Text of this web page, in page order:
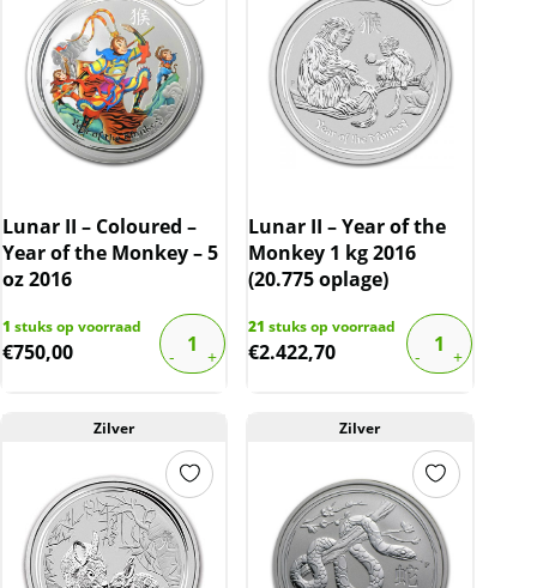
Lunar II – Coloured –
Year of the Monkey – 5
oz 2016
1 stuks op voorraad
€750,00
Lunar II – Year of the
Monkey 1 kg 2016
(20.775 oplage)
21 stuks op voorraad
€2.422,70
Zilver Zilver